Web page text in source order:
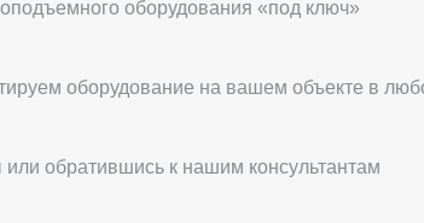
оборудования «под ключ»
оборудование на вашем объекте в
обратившись к нашим консультантам